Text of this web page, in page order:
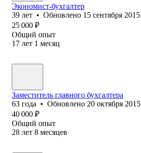
Экономист-бухгалтер
39 лет • Обновлено 15 сентября 2015
25 000 ₽
Общий опыт
17 лет 1 месяц
Заместитель главного бухгалтера
63 года • Обновлено 20 октября 2015
40 000 ₽
Общий опыт
28 лет 8 месяцев